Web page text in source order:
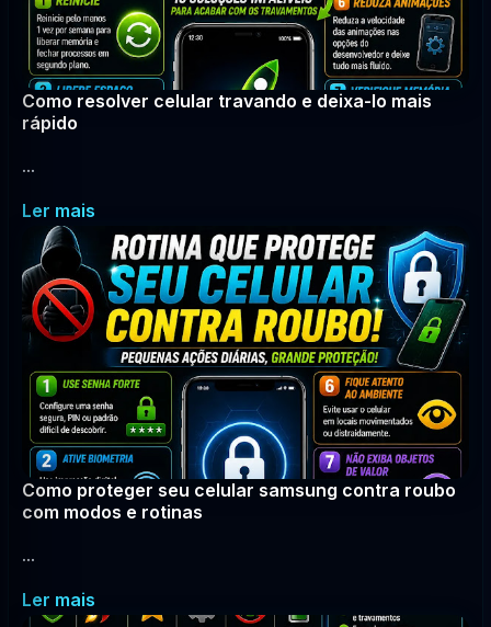
Como resolver celular travando e deixa-lo mais
rápido
...
Ler mais
Como proteger seu celular samsung contra roubo
com modos e rotinas
...
Ler mais